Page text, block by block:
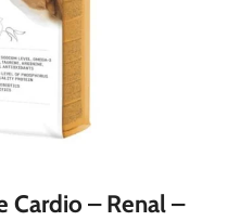
Cardio – Renal –